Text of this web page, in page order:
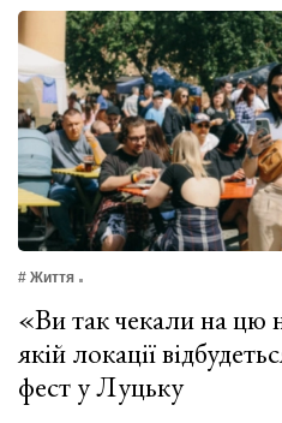
# Життя
«Ви так чекали на цю
якій локації
фест у Луцьку